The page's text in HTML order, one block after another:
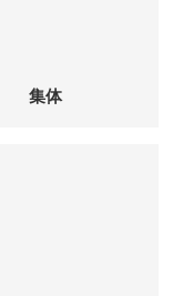
集体